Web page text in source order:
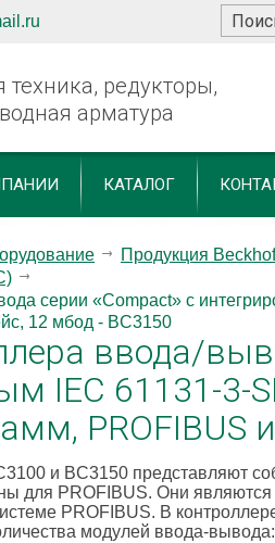
редукторы,
арматура
КАТАЛОГ
Продукция
серии «Compact» с
12 мбод - BC3150
ввода/
IEC 61131-3-
PROFIBUS
и BC3150 представляют
PROFIBUS. Они являются
PROFIBUS. В
модулей ввода-